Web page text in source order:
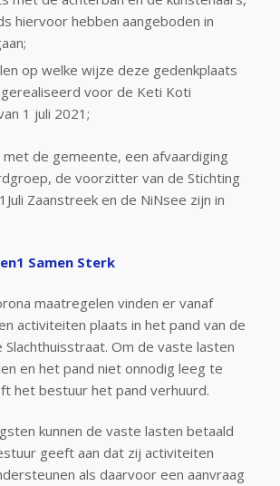
hiervoor hebben aangeboden in
op welke wijze deze gedenkplaats
voor de Keti Koti
1 juli 2021;
de gemeente, een afvaardiging
de voorzitter van de Stichting
Zaanstreek en de NiNsee zijn in
Samen Sterk
maatregelen vinden er vanaf
activiteiten plaats in het pand van de
Slachthuisstraat. Om de vaste lasten
en het pand niet onnodig leeg te
het bestuur het pand verhuurd.
kunnen de vaste lasten betaald
geeft aan dat zij activiteiten
als daarvoor een aanvraag